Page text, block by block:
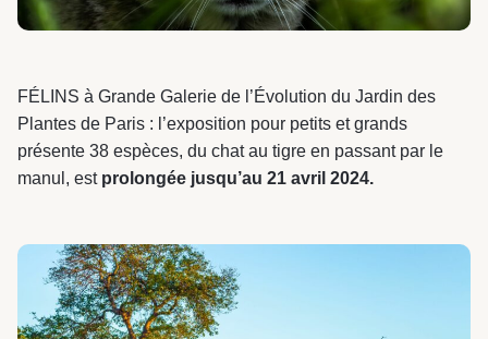
FÉLINS à Grande Galerie de l’Évolution du Jardin des
Plantes de Paris : l’exposition pour petits et grands
présente 38 espèces, du chat au tigre en passant par le
manul, est prolongée jusqu’au 21 avril 2024.